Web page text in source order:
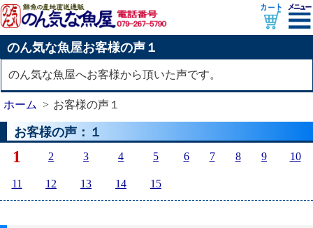
のん気な魚屋お客様の声１
のん気な魚屋へお客様から頂いた声です。
ホーム お客様の声１
お客様の声：１
1 2 3 4 5 6 7 8 9 10
11 12 13 14 15